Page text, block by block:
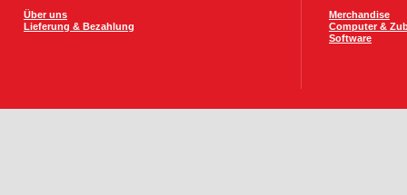
Über uns
Lieferung & Bezahlung
Merchandise
Computer &
Software